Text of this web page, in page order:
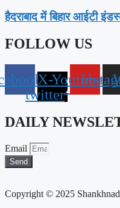
हैदराबाद में बिहार आईटी
FOLLOW US
X-
twitter
Youtube
DAILY
Email
Send
Copyright © 2025